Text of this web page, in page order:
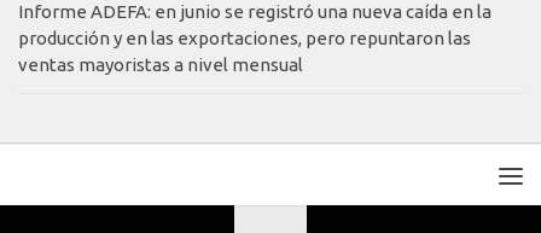
Informe ADEFA: en junio se registró una nueva caída en la
producción y en las exportaciones, pero repuntaron las
ventas mayoristas a nivel mensual